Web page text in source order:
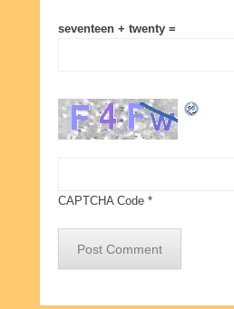
seventeen + twenty =
CAPTCHA Code *